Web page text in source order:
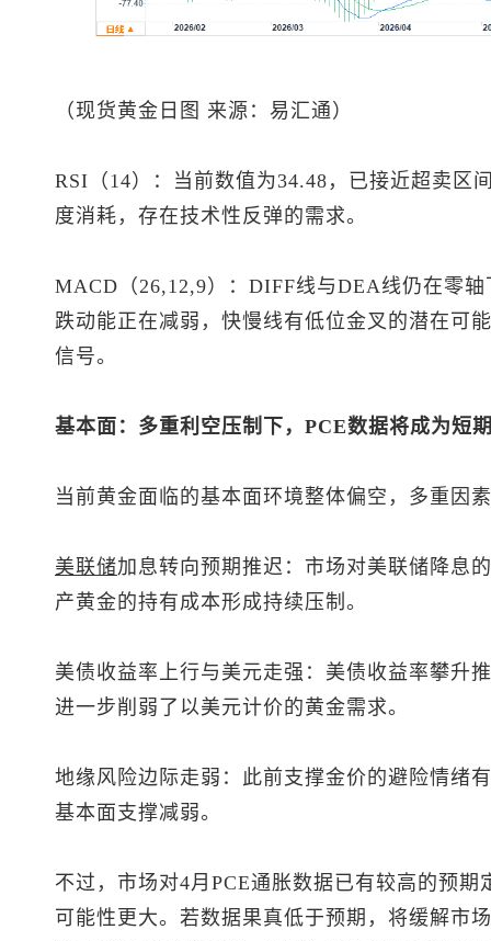
（现货黄金 日图 来源：易汇通）
RSI（14）：当前数值为34.48，已接近超卖区
度消耗，存在技术性反弹的需求。
MACD（26,12,9）：DIFF线与DEA线仍在零
跌动能正在减弱，快慢线有低位金叉的潜在可
信号。
基本面：多重利空压制下，PCE数据将成为短
当前黄金面临的基本面环境整体偏空，多重因
美联储加息转向预期推迟：市场对美联储降息
产黄金的持有成本形成持续压制。
美债收益率上行与美元走强：美债收益率攀升
进一步削弱了以美元计价的黄金需求。
地缘风险边际走弱：此前支撑金价的避险情绪
基本面支撑减弱。
不过，市场对4月PCE通胀数据已有较高的预
可能性更大。若数据果真低于预期，将缓解市